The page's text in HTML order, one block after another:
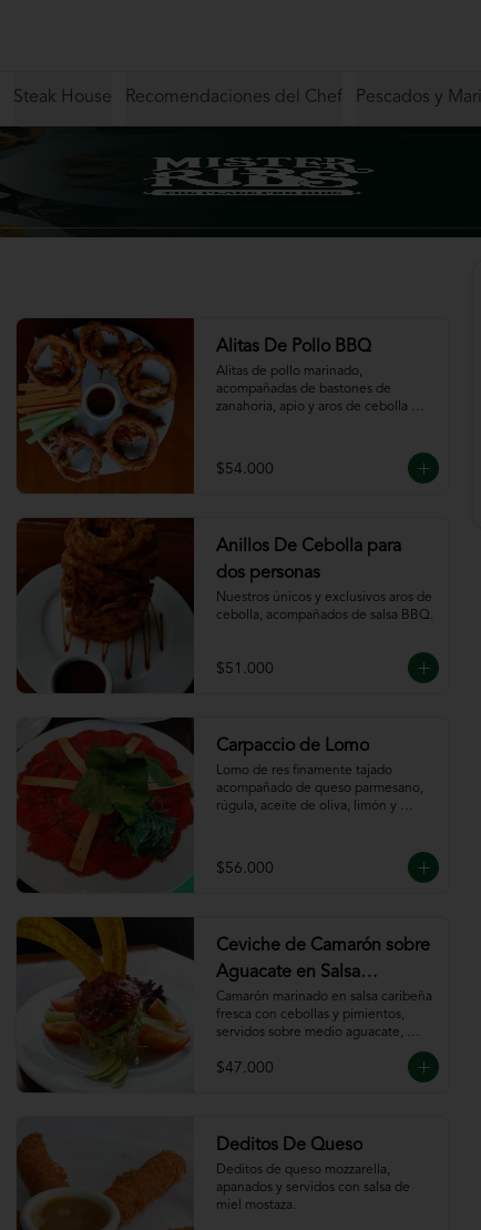
Steak House Recomendaciones del Chef Pescados y
Alitas De Pollo BBQ
Alitas de pollo marinado,
acompañadas de bastones de
zanahoria, apio y aros de cebolla
$54.000
Anillos De Cebolla para
dos personas
Nuestros únicos y exclusivos aros de
cebolla, acompañados de salsa BBQ.
$51.000
Carpaccio de Lomo
Lomo de res finamente tajado
acompañado de queso parmesano,
rúgula, aceite de oliva, limón y
$56.000
Ceviche de Camarón sobre
Aguacate en Salsa
Caribeña
Camarón marinado en salsa caribeña
fresca con cebollas y pimientos,
servidos sobre medio aguacate,
acompañados de chips de plátano.
$47.000
Deditos De Queso
Deditos de queso mozzarella,
apanados y servidos con salsa de
miel mostaza.